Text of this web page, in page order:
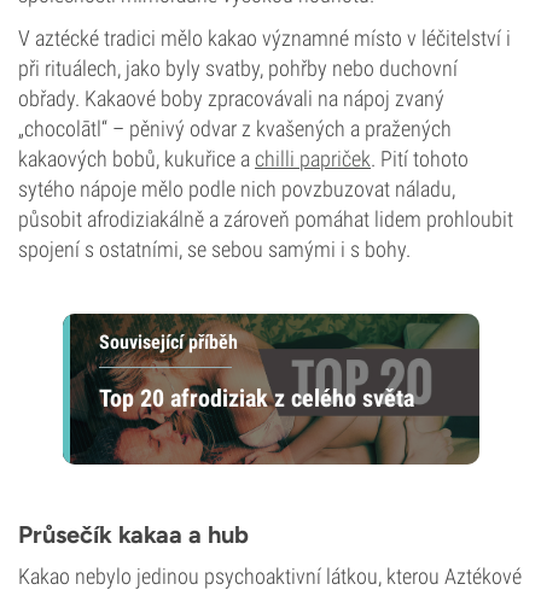
V aztécké tradici mělo kakao významné místo v léčitelství i
při rituálech, jako byly svatby, pohřby nebo duchovní
obřady. Kakaové boby zpracovávali na nápoj zvaný
„chocolātl“ – pěnivý odvar z kvašených a pražených
kakaových bobů, kukuřice achilli papriček. Pití tohoto
sytého nápoje mělo podle nich povzbuzovat náladu,
působit afrodiziakálně a zároveň pomáhat lidem prohloubit
spojení s ostatními, se sebou samými i s bohy.
Související příběh
Top 20 afrodiziak z celého světa
Průsečík kakaa a hub
Kakao nebylo jedinou psychoaktivní látkou, kterou Aztékové